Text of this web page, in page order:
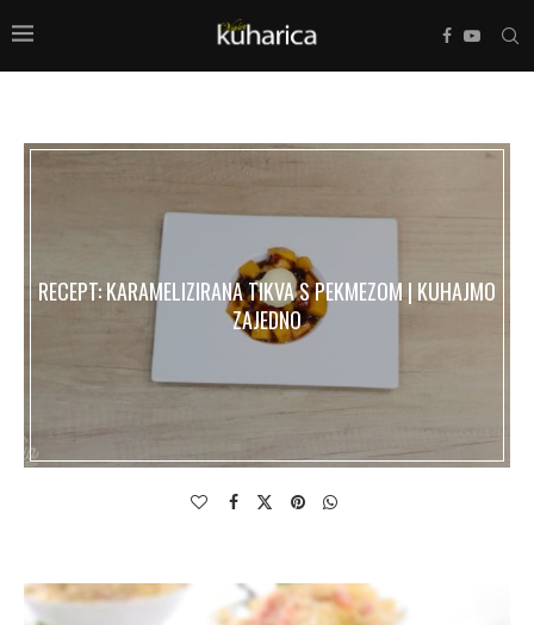
RECEPT: KARAMELIZIRANA TIKVA S PEKMEZOM | KUHAJMO
ZAJEDNO